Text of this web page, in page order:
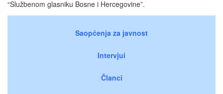
“Službenom glasniku Bosne i Hercegovine”.
Saopćenja za javnost
Intervjui
Članci